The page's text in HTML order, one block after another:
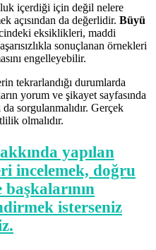
içerdiği için değil nelere
açısından da değerlidir. Büyü
eksiklikleri, maddi
sonuçlanan örnekleri
engelleyebilir.
tekrarlandığı durumlarda
yorum ve şikayet sayfasında
sorgulanmalıdır. Gerçek
olmalıdır.
yapılan
incelemek, doğru
isterseniz